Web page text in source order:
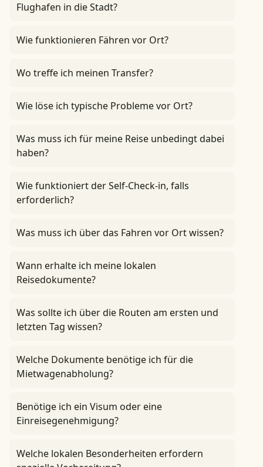
Flughafen in die Stadt?
Wie funktionieren Fähren vor Ort?
Wo treffe ich meinen Transfer?
Wie löse ich typische Probleme vor Ort?
Was muss ich für meine Reise unbedingt dabei
haben?
Wie funktioniert der Self-Check-in, falls
erforderlich?
Was muss ich über das Fahren vor Ort wissen?
Wann erhalte ich meine lokalen
Reisedokumente?
Was sollte ich über die Routen am ersten und
letzten Tag wissen?
Welche Dokumente benötige ich für die
Mietwagenabholung?
Benötige ich ein Visum oder eine
Einreisegenehmigung?
Welche lokalen Besonderheiten erfordern